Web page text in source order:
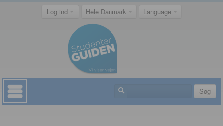
Log ind Hele Danmark Language
Søg